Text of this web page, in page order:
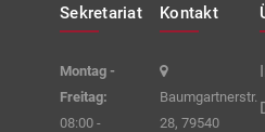
Sekretariat
Montag -
Freitag:
08:00 -
Kontakt
Baumgartnerstr.
28, 79540